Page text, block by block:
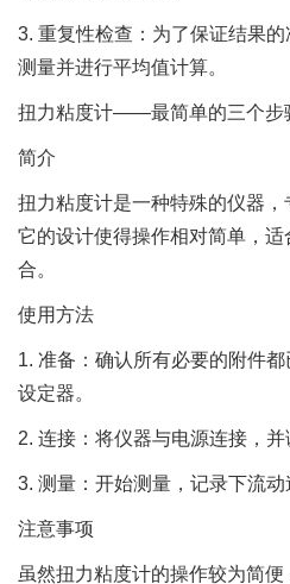
3. 重复性检查：为了保证结果
测量并进行平均值计算。
扭力粘度计——最简单的三个步
简介
扭力粘度计是一种特殊的仪器，
它的设计使得操作相对简单，
合。
使用方法
1. 准备：确认所有必要的附件
设定器。
2. 连接：将仪器与电源连接，并
3. 测量：开始测量，记录下流动
注意事项
虽然扭力粘度计的操作较为简